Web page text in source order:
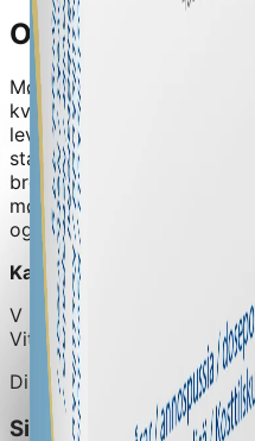
Om dette produkt
Mølkesyrebakterier VSL3 -
kvalitetskosttilskud fra
levende mølkesyre- og
stammer pr. pose.
bredspektrumprobiotika
mølkesyre- og
og 3 forskellige familier til
Kategori:
V
Vitalance
Din guide til at finde de
Sider